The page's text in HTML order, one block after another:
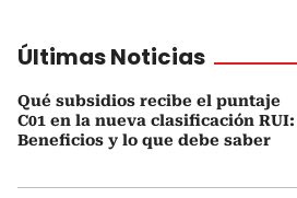
Últimas Noticias
Qué subsidios recibe el puntaje
C01 en la nueva clasificación RUI:
Beneficios y lo que debe saber